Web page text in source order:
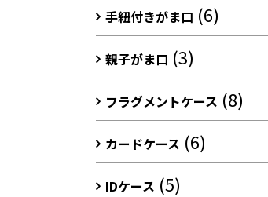
手紐付きがま口 (6)
親子がま口 (3)
フラグメントケース (8)
カードケース (6)
IDケース (5)